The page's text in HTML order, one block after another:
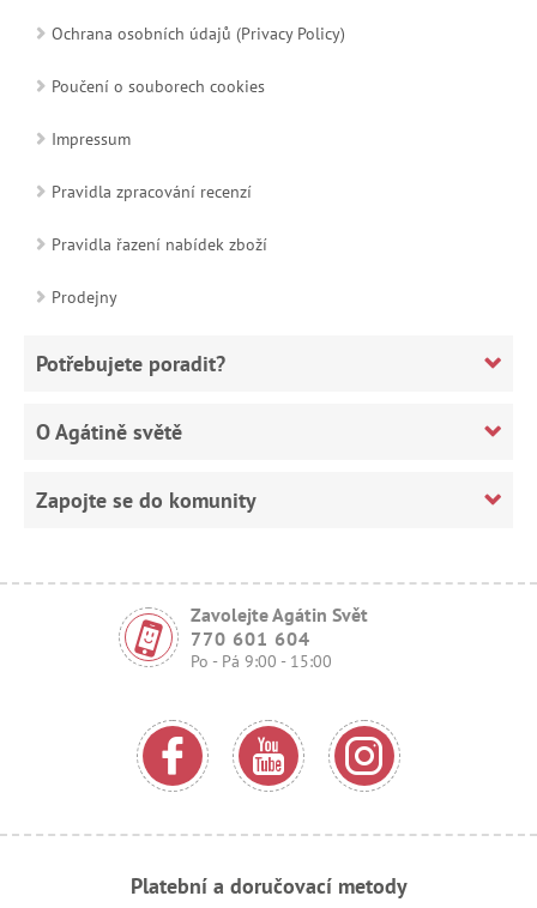
Ochrana osobních údajů (Privacy Policy)
Poučení o souborech cookies
Impressum
Pravidla zpracování recenzí
Pravidla řazení nabídek zboží
Prodejny
Potřebujete poradit?
O Agátině světě
Zapojte se do komunity
Zavolejte Agátin Svět
770 601 604
Po - Pá 9:00 - 15:00
Platební a doručovací metody